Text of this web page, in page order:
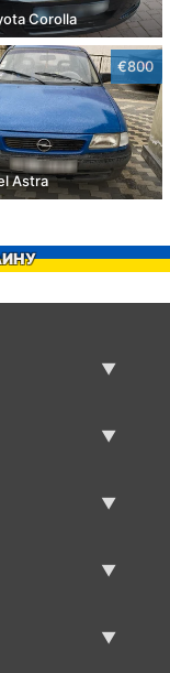
Corolla
€800
Astra